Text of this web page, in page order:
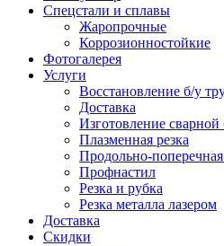
Спецстали и сплавы
Жаропрочные
Коррозионностойкие
Фотогалерея
Услуги
Восстановление б/у
Доставка
Изготовление сварной
Плазменная резка
Продольно-поперечная
Профнастил
Резка и рубка
Резка металла лазером
Доставка
Скидки